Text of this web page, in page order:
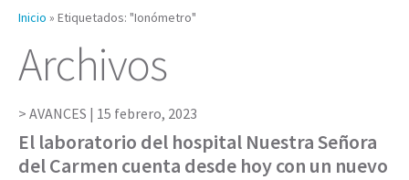
Inicio » Etiquetados: "Ionómetro"
Archivos
AVANCES | 15 febrero, 2023
El laboratorio del hospital Nuestra Señora
del Carmen cuenta desde hoy con un nuevo